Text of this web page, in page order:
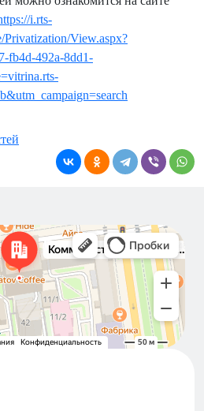
i.rts-
Privatization/View.aspx?
fb4d-492a-8dd1-
Карты